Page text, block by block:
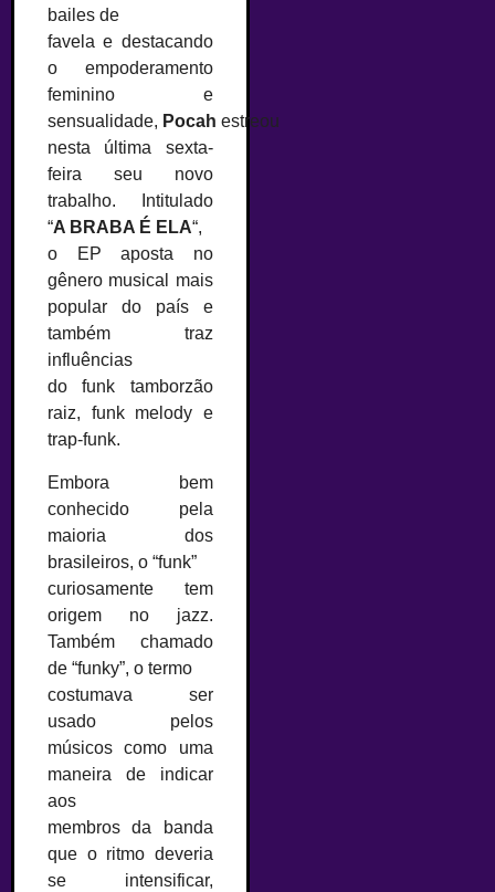
bailes de
favela e destacando
o empoderamento
feminino e
sensualidade, Pocah estreou
nesta última sexta-
feira seu novo
trabalho. Intitulado
“A BRABA É ELA“,
o EP aposta no
gênero musical mais
popular do país e
também traz
influências
do funk tamborzão
raiz, funk melody e
trap-funk.
Embora bem
conhecido pela
maioria dos
brasileiros, o “funk”
curiosamente tem
origem no jazz.
Também chamado
de “funky”, o termo
costumava ser
usado pelos
músicos como uma
maneira de indicar
aos
membros da banda
que o ritmo deveria
se intensificar,